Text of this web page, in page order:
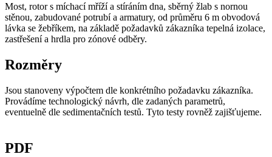
Most, rotor s míchací mříží a stíráním dna, sběrný žlab s nornou
stěnou, zabudované potrubí a armatury, od průměru 6 m obvodová
lávka se žebříkem, na základě požadavků zákazníka tepelná izolace,
zastřešení a hrdla pro zónové odběry.
Rozměry
Jsou stanoveny výpočtem dle konkrétního požadavku zákazníka.
Provádíme technologický návrh, dle zadaných parametrů,
eventuelně dle sedimentačních testů. Tyto testy rovněž zajišťujeme.
PDF